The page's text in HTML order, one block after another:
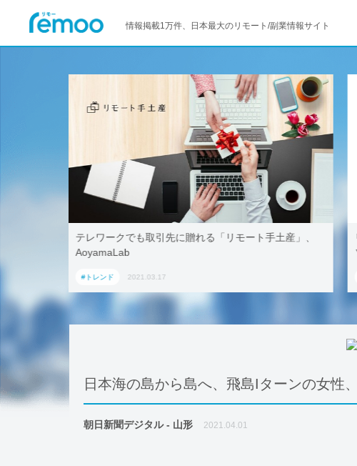
情報掲載1万件、日本最大のリモート/副業情報サイト
テレワークでも取引先に贈れる「リモート手土産」、
AoyamaLab
#トレンド 2021.03.17
日本海の島から島へ、飛島Iターンの女性
朝日新聞デジタル - 山形 2021.04.01